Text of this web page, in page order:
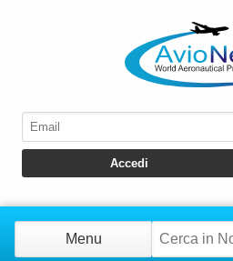
Menu